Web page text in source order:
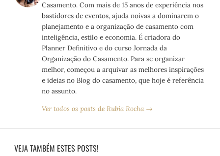
Casamento. Com mais de 15 anos de experiência nos
bastidores de eventos, ajuda noivas a dominarem o
planejamento e a organização de casamento com
inteligência, estilo e economia. É criadora do
Planner Definitivo e do curso Jornada da
Organização do Casamento. Para se organizar
melhor, começou a arquivar as melhores inspirações
e ideias no Blog do casamento, que hoje é referência
no assunto.
Ver todos os posts de Rubia Rocha →
VEJA TAMBÉM ESTES POSTS!